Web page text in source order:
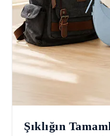
Şıklığın